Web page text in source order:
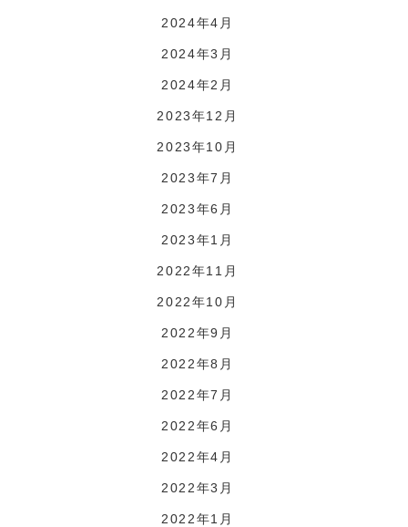
2024年4月
2024年3月
2024年2月
2023年12月
2023年10月
2023年7月
2023年6月
2023年1月
2022年11月
2022年10月
2022年9月
2022年8月
2022年7月
2022年6月
2022年4月
2022年3月
2022年1月